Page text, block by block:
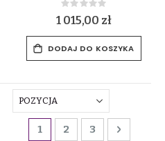
Rating:
0%
1 015,00 zł
DODAJ DO KOSZYKA
Strona
Aktualnie czytasz
1 Strona
2 Strona
3 Strona
Dalej